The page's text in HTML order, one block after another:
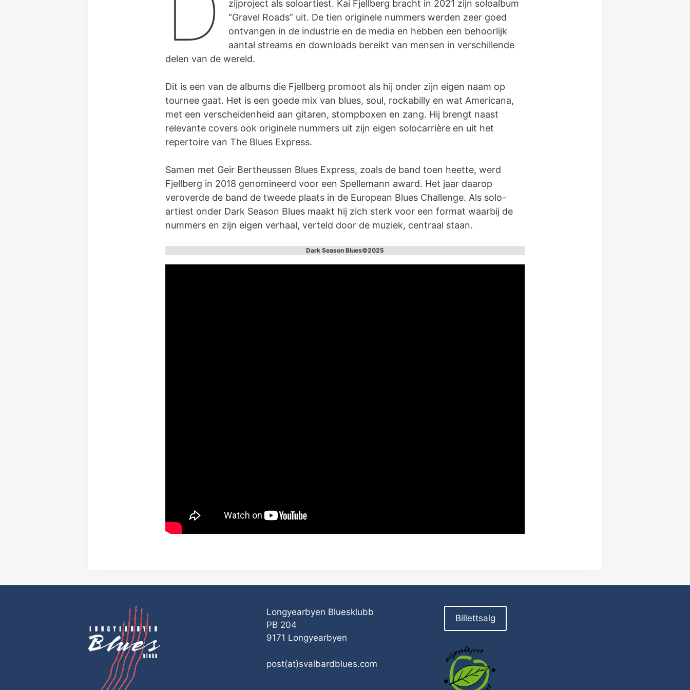
zijproject als soloartiest. Kai Fjellberg bracht in 2021 zijn soloalbum
“Gravel Roads” uit. De tien originele nummers werden zeer goed
ontvangen in de industrie en de media en hebben een behoorlijk
aantal streams en downloads bereikt van mensen in verschillende
delen van de wereld.
Dit is een van de albums die Fjellberg promoot als hij onder zijn eigen naam op
tournee gaat. Het is een goede mix van blues, soul, rockabilly en wat Americana,
met een verscheidenheid aan gitaren, stompboxen en zang. Hij brengt naast
relevante covers ook originele nummers uit zijn eigen solocarrière en uit het
repertoire van The Blues Express.
Samen met Geir Bertheussen Blues Express, zoals de band toen heette, werd
Fjellberg in 2018 genomineerd voor een Spellemann award. Het jaar daarop
veroverde de band de tweede plaats in de European Blues Challenge. Als solo-
artiest onder Dark Season Blues maakt hij zich sterk voor een format waarbij de
nummers en zijn eigen verhaal, verteld door de muziek, centraal staan.
Dark Season Blues©2025
Longyearbyen Bluesklubb
PB 204
9171 Longyearbyen
post(at)svalbardblues.com
Billettsalg